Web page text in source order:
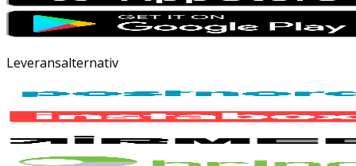
Leveransalternativ